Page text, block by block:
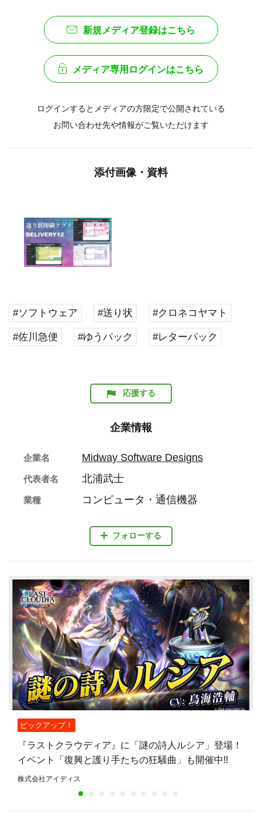
新規メディア登録はこちら
メディア専用ログインはこちら
ログインするとメディアの方限定で公開されている
お問い合わせ先や情報がご覧いただけます
添付画像・資料
#ソフトウェア #送り状 #クロネコヤマト
#佐川急便 #ゆうパック #レターパック
応援する
企業情報
フォローする
企業名 Midway Software Designs
代表者名 北浦武士
業種 コンピュータ・通信機器
ピックアップ！
『ラストクラウディア』に「謎の詩人ルシア」登場！
イベント「復興と護り手たちの狂騒曲」も開催中!!
株式会社アイディス